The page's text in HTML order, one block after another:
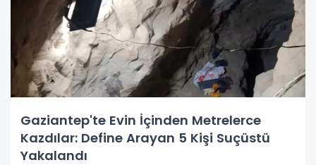
Gaziantep'te Evin İçinden Metrelerce
Kazdılar: Define Arayan 5 Kişi Suçüstü
Yakalandı